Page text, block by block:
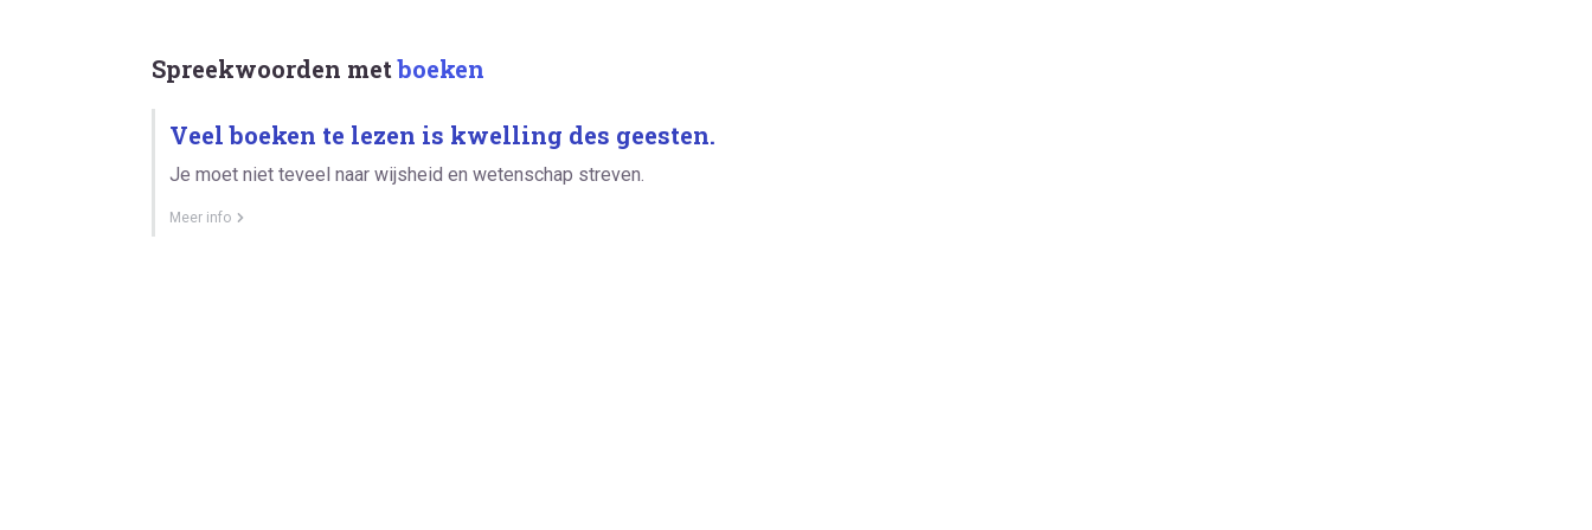
Spreekwoorden metboeken
Veel boeken te lezen is kwelling des geesten.
Je moet niet teveel naar wijsheid en wetenschap streven.
Meer info